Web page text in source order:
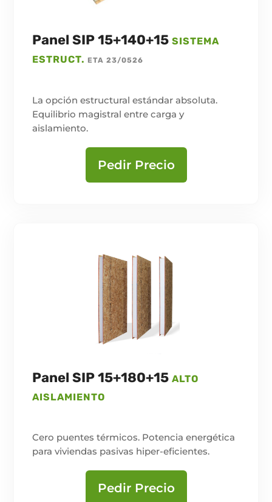
Panel SIP 15+140+15SISTEMA
ESTRUCT. ETA 23/0526
La opción estructural estándar absoluta.
Equilibrio magistral entre carga y
aislamiento.
Pedir Precio
Panel SIP 15+180+15ALTO
AISLAMIENTO
Cero puentes térmicos. Potencia energética
para viviendas pasivas hiper-eficientes.
Pedir Precio